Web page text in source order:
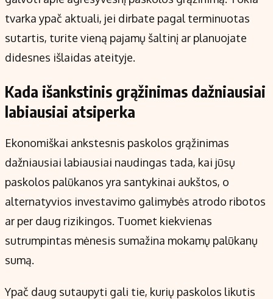
tvarka ypač aktuali, jei dirbate pagal terminuotas
sutartis, turite vieną pajamų šaltinį ar planuojate
didesnes išlaidas ateityje.
Kada išankstinis grąžinimas dažniausiai
labiausiai atsiperka
Ekonomiškai ankstesnis paskolos grąžinimas
dažniausiai labiausiai naudingas tada, kai jūsų
paskolos palūkanos yra santykinai aukštos, o
alternatyvios investavimo galimybės atrodo ribotos
ar per daug rizikingos. Tuomet kiekvienas
sutrumpintas mėnesis sumažina mokamų palūkanų
sumą.
Ypač daug sutaupyti gali tie, kurių paskolos likutis